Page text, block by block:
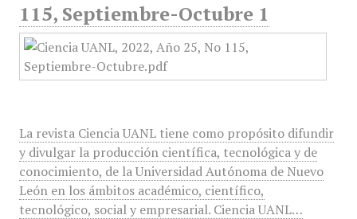
115, Septiembre-Octubre 1
La revista Ciencia UANL tiene como propósito difundir
y divulgar la producción científica, tecnológica y de
conocimiento, de la Universidad Autónoma de Nuevo
León en los ámbitos académico, científico,
tecnológico, social y empresarial. Ciencia UANL…